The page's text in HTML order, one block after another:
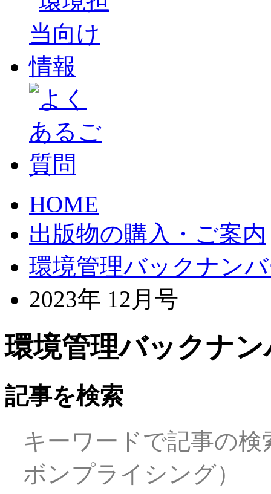
HOME
出版物の購入・ご案内
環境管理バックナン
2023年 12月号
環境管理バックナ
記事を検索
キーワードで記事の
ボンプライシング）